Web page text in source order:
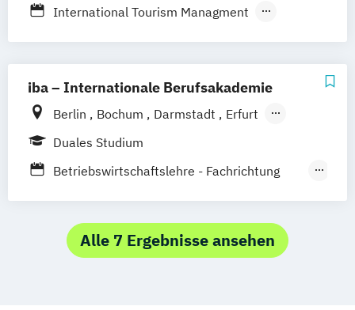
International Tourism Managment
iba – Internationale Berufsakademie
Berlin Bochum Darmstadt
Erfurt
Hamburg
Heidelberg
Online-Campus
Duales Studium
Betriebswirtschaftslehre - Fachrichtung
Marketingkommunikation / Public Relations
Alle 7 Ergebnisse ansehen